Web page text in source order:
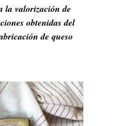
la valorización de
obtenidas del
de queso